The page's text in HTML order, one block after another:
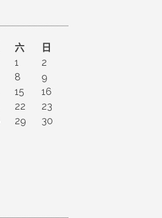
六
日
1
2
8
9
15
16
22
23
29
30